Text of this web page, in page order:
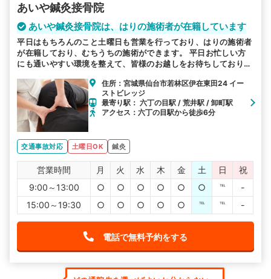
あいや鍼灸接骨院
あいや鍼灸接骨院は、はりの施術者が在籍しています
平日はもちろんのこと土曜日も営業を行っており、はりの施術者
が在籍しており、むちうちの施術ができます。 平日お忙しい方
にも通いやすい環境を整えて、皆様のお越しをお待ちしておりま
住所：宮城県仙台市若林区伊在東田24 イー
ストビレッジ
最寄り駅： 六丁の目駅 / 荒井駅 / 卸町駅
アクセス：六丁の目駅から徒歩6分
交通事故対応 土曜日OK 鍼灸
営業時間 月 火 水 木 金 土 日
祝
9:00～13:00
○ ○ ○ ○ ○ ○ ℡
-
15:00～19:30
○ ○ ○ ○ ○ ℡ ℡ -
電話で無料予約をする